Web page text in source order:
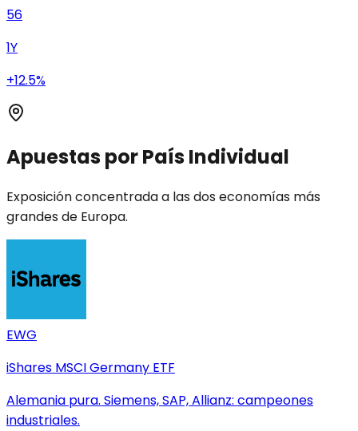
56
1Y
+12.5%
Apuestas por País Individual
Exposición concentrada a las dos economías más
grandes de Europa.
EWG
iShares MSCI Germany ETF
Alemania pura. Siemens, SAP, Allianz: campeones
industriales.